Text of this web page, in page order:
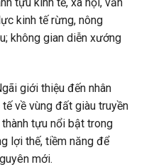
tựu kinh tế, xã hội, văn
kinh tế rừng, nông
không gian diễn xướng
giới thiệu đến nhân
về vùng đất giàu truyền
tựu nổi bật trong
lợi thế, tiềm năng để
mới.